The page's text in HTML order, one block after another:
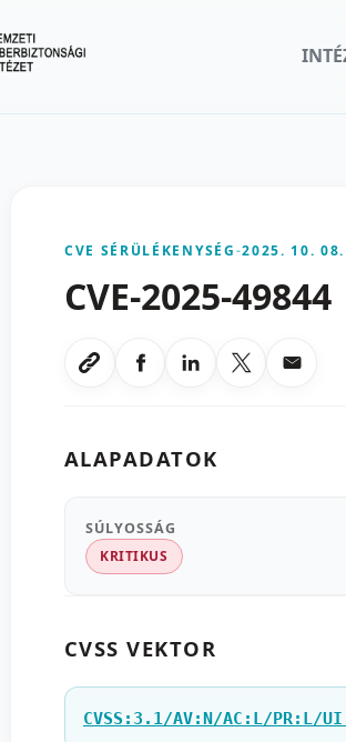
CVE SÉRÜLÉKENYSÉG-2025. 10. 08.
CVE-2025-49844
Link masolasa
Megosztas Facebookon
MegosztasMegosztas
ALAPADATOK
SÚLYOSSÁG
KRITIKUS
CVSS VEKTOR
CVSS:3.1/AV:N/AC:L/PR:L/